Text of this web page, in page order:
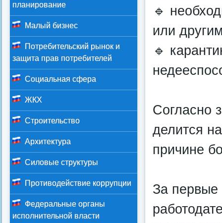
🔹
или
🔹
Согласно
делится
причине
За первые
планирование
Малый бизнес
Потребительский рынок и
защита прав потребителей
Социальная сфера
ЖКХ
Строительство
Архитектура
Силовые структуры
Противодействие коррупции
Федеральные органы
исполнительной власти